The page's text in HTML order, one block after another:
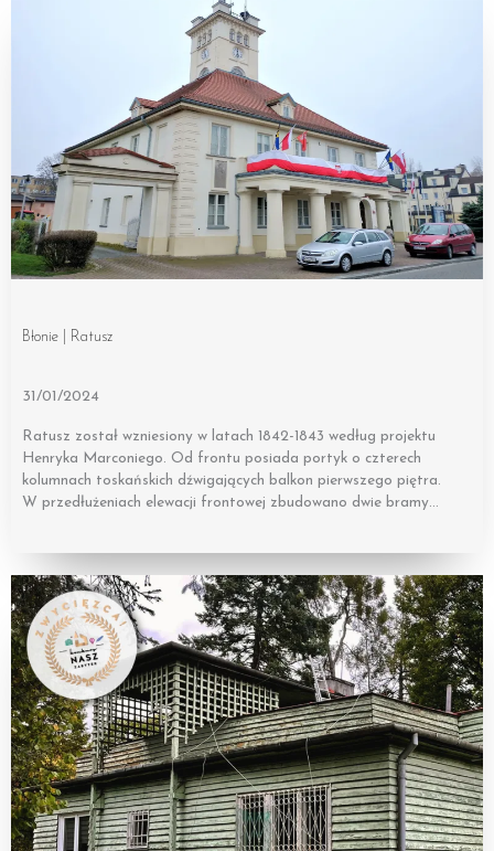
Błonie | Ratusz
31/01/2024
Ratusz został wzniesiony w latach 1842-1843 według projektu
Henryka Marconiego. Od frontu posiada portyk o czterech
kolumnach toskańskich dźwigających balkon pierwszego piętra.
W przedłużeniach elewacji frontowej zbudowano dwie bramy…